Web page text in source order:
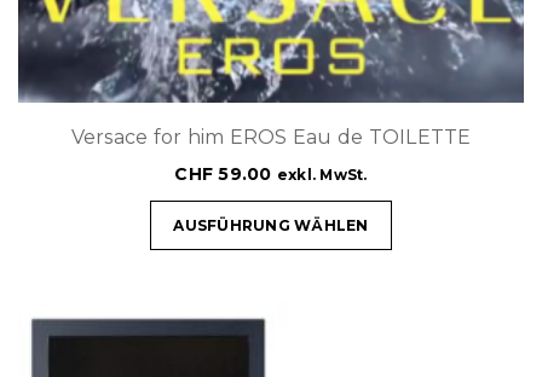
Versace for him EROS Eau de TOILETTE
CHF 59.00 exkl. MwSt.
AUSFÜHRUNG WÄHLEN